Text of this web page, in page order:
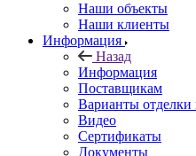
Наши объекты
Наши клиенты
Информация
Назад
Информация
Поставщикам
Варианты
Видео
Сертификаты
Документы